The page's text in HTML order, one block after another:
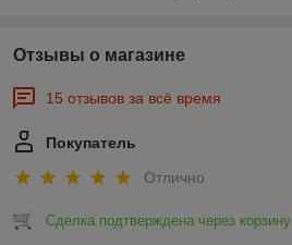
Отзывы о магазине
15 отзывов за всё время
Покупатель
Отлично
Сделка подтверждена через корзину